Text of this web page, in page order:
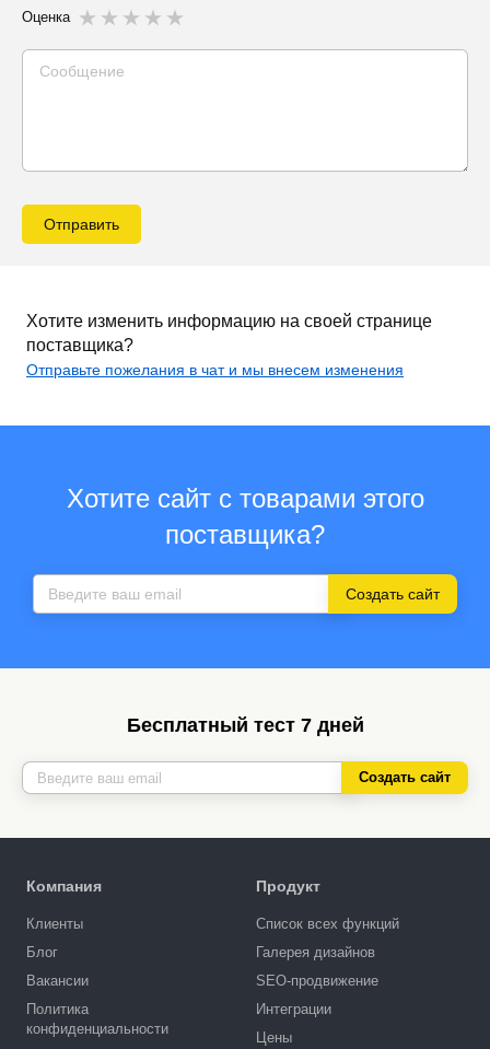
Оценка
Отправить
Хотите изменить информацию на своей странице
поставщика?
Отправьте пожелания в чат и мы внесем изменения
Хотите сайт с товарами этого
поставщика?
Создать сайт
Бесплатный тест 7 дней
Создать сайт
Компания
Клиенты
Блог
Вакансии
Политика
конфиденциальности
Продукт
Список всех функций
Галерея дизайнов
SEO-продвижение
Интеграции
Цены